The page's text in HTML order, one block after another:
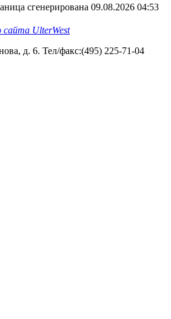
сгенерирована 09.08.2026 04:53
сайта UlterWest
д. 6. Тел/факс:(495) 225-71-04